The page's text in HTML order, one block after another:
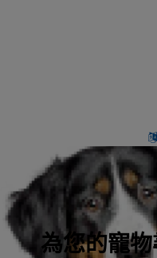
為您的寵